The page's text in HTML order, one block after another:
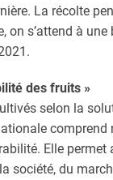
La récolte
on s’attend à
des fruits »
selon la
Elle
société, du